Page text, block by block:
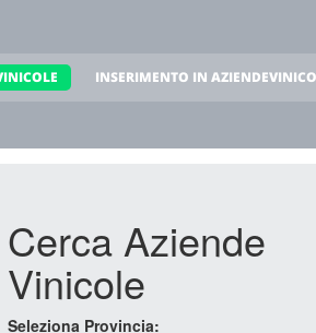
INSERIMENTO IN
Cerca Aziende
Vinicole
Seleziona Provincia: